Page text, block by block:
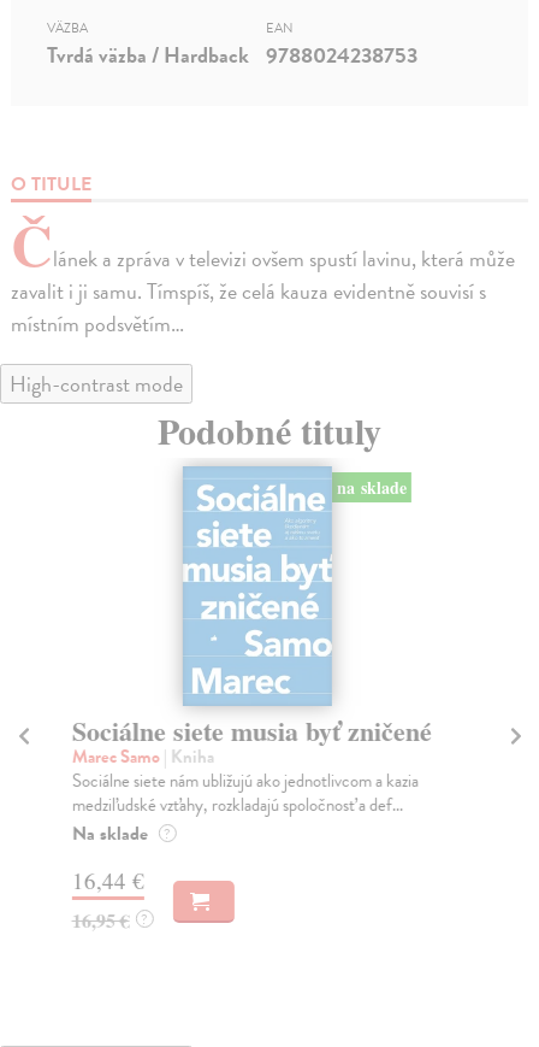
O TITULE
Článek a zpráva v televizi ovšem spustí lavinu, která může
zavalit i ji samu. Tímspíš, že celá kauza evidentně souvisí s
místním podsvětím…
VÄZBA
Tvrdá väzba / Hardback
EAN
9788024238753
High-contrast mode
Podobné tituly
na sklade
Sociálne siete musia byť zničené
Marec Samo| Kniha
Sociálne siete nám ubližujú ako jednotlivcom a kazia
medziľudské vzťahy, rozkladajú spoločnosť a def...
Na sklade ?
16,44 €
16,95 € ?